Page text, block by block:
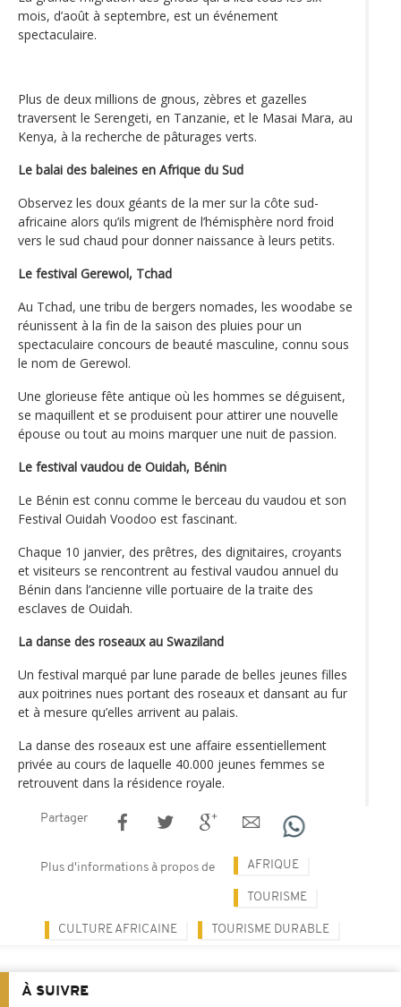
mois, d’août à septembre, est un événement
spectaculaire.
Plus de deux millions de gnous, zèbres et gazelles
traversent le Serengeti, en Tanzanie, et le Masai Mara, au
Kenya, à la recherche de pâturages verts.
Le balai des baleines en Afrique du Sud
Observez les doux géants de la mer sur la côte sud-
africaine alors qu’ils migrent de l’hémisphère nord froid
vers le sud chaud pour donner naissance à leurs petits.
Le festival Gerewol, Tchad
Au Tchad, une tribu de bergers nomades, les woodabe se
réunissent à la fin de la saison des pluies pour un
spectaculaire concours de beauté masculine, connu sous
le nom de Gerewol.
Une glorieuse fête antique où les hommes se déguisent,
se maquillent et se produisent pour attirer une nouvelle
épouse ou tout au moins marquer une nuit de passion.
Le festival vaudou de Ouidah, Bénin
Le Bénin est connu comme le berceau du vaudou et son
Festival Ouidah Voodoo est fascinant.
Chaque 10 janvier, des prêtres, des dignitaires, croyants
et visiteurs se rencontrent au festival vaudou annuel du
Bénin dans l’ancienne ville portuaire de la traite des
esclaves de Ouidah.
La danse des roseaux au Swaziland
Un festival marqué par lune parade de belles jeunes filles
aux poitrines nues portant des roseaux et dansant au fur
et à mesure qu’elles arrivent au palais.
La danse des roseaux est une affaire essentiellement
privée au cours de laquelle 40.000 jeunes femmes se
retrouvent dans la résidence royale.
Partager
Plus d'informations à propos de AFRIQUE
TOURISME
CULTURE AFRICAINE TOURISME DURABLE
À SUIVRE